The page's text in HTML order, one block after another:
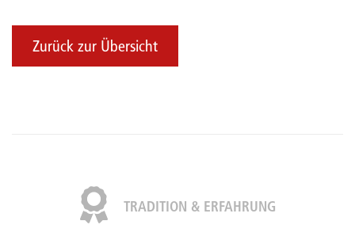
Zurück zur Übersicht
TRADITION & ERFAHRUNG